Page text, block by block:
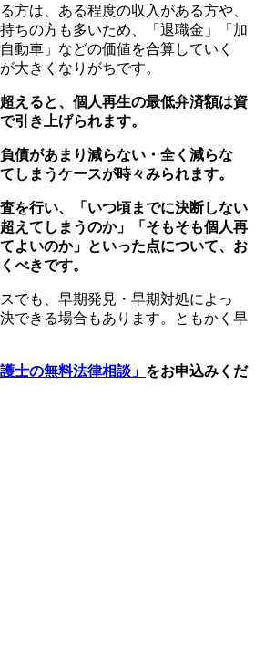
方は、ある程度の収入がある方や、
ちの方も多いため、「退職金」「加
動車」などの価値を合算していく
大きくなりがちです。
えると、個人再生の最低弁済額は資
引き上げられます。
債があまり減らない・全く減らな
しまうケースが時々みられます。
を行い、「いつ頃までに決断しない
えてしまうのか」「そもそも個人再
よいのか」といった点について、お
べきです。
でも、早期発見・早期対処によっ
できる場合もあります。ともかく早
士の無料法律相談」 をお申込みくだ